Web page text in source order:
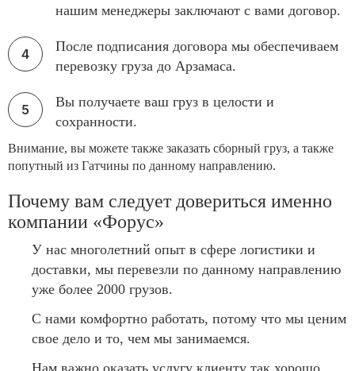
нашим менеджеры заключают с вами договор.
После подписания договора мы обеспечиваем
перевозку груза до Арзамаса.
Вы получаете ваш груз в целости и
сохранности.
Внимание, вы можете также заказать сборный груз, а также
попутный из Гатчины по данному направлению.
Почему вам следует довериться именно
компании «Форус»
У нас многолетний опыт в сфере логистики и
доставки, мы перевезли по данному направлению
уже более 2000 грузов.
С нами комфортно работать, потому что мы ценим
свое дело и то, чем мы занимаемся.